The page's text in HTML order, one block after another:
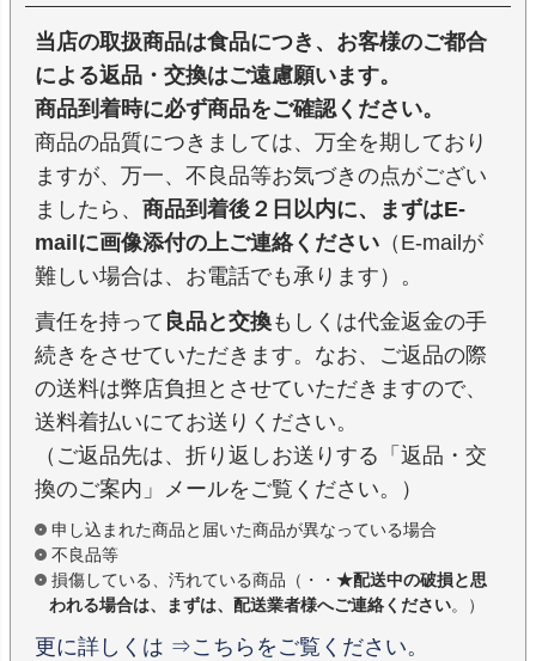
当店の取扱商品は食品につき、お客様のご都合
による返品・交換はご遠慮願います。
商品到着時に必ず商品をご確認ください。
商品の品質につきましては、万全を期しており
ますが、万一、不良品等お気づきの点がござい
ましたら、 商品到着後２日以内に、まずはE-
mailに画像添付の上ご連絡ください （E-mailが
難しい場合は、お電話でも承ります）。
責任を持って 良品と交換もしくは代金返金の手
続きをさせていただきます。なお、ご返品の際
の送料は弊店負担とさせていただきますので、
送料着払いにてお送りください。
（ご返品先は、折り返しお送りする「返品・交
換のご案内」メールをご覧ください。）
申し込まれた商品と届いた商品が異なっている場合
不良品等
損傷している、汚れている商品（・・ ★配送中の破損と思
われる場合は、まずは、配送業者様へご連絡ください。）
更に詳しくは ⇒こちらをご覧ください。